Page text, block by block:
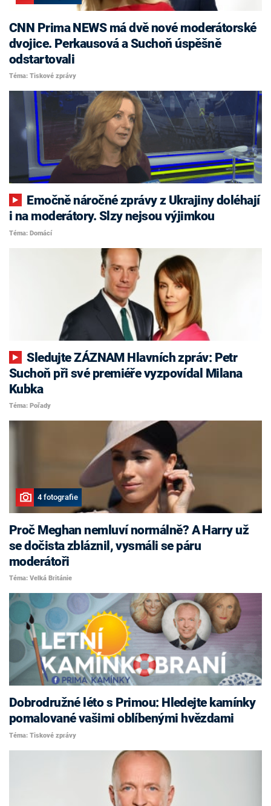
CNN Prima NEWS má dvě nové moderátorské
dvojice. Perkausová a Suchoň úspěšně
odstartovali
Téma: Tiskové zprávy
i na moderátory. Slzy nejsou výjimkou
Téma: Domácí
Sledujte ZÁZNAM Hlavních zpráv: Petr
Suchoň při své premiéře vyzpovídal Milana
Kubka
Téma: Pořady
4 fotografie
Proč Meghan nemluví normálně? A Harry už
se dočista zbláznil, vysmáli se páru
moderátoři
Téma: Velká Británie
Dobrodružné léto s Primou: Hledejte kamínky
pomalované vašimi oblíbenými hvězdami
Téma: Tiskové zprávy